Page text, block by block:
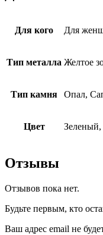
Для кого Для
Тип металла Желтое
Тип камня Опал,
Цвет
Отзывы
Отзывов пока нет.
Будьте первым, кто
Ваш адрес email не